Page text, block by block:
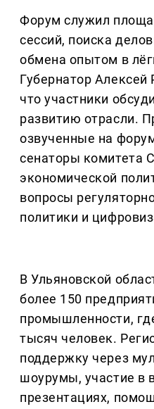
Форум служил
сессий, поиска
обмена опытом в
Губернатор Алексей
что участники
развитию отрасли.
озвученные на
сенаторы комитета
экономической
вопросы
политики и
В Ульяновской
более 150
промышленности,
тысяч человек.
поддержку через
шоурумы, участие в
презентациях,